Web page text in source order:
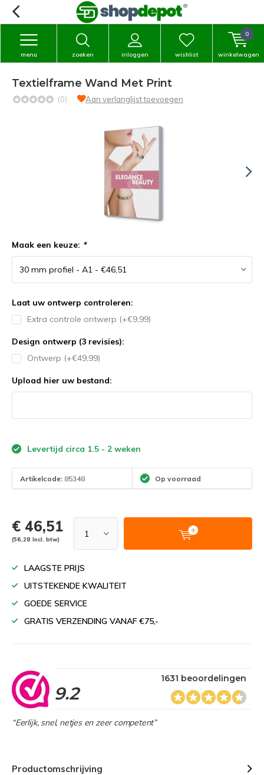
zoeken inloggen
menu wishlist winkelwagen
0
Textielframe Wand Met Print
(0) Aan verlanglijst toevoegen
Maak een keuze: *
Laat uw ontwerp controleren:
Extra controle ontwerp (+€9,99)
Design ontwerp (3 revisies):
Ontwerp (+€49,99)
Upload hier uw bestand:
Levertijd circa 1.5 - 2 weken
Artikelcode: 85348 Op voorraad
€ 46,51
(56,28 Incl. btw)
LAAGSTE PRIJS
UITSTEKENDE KWALITEIT
GOEDE SERVICE
GRATIS VERZENDING VANAF €75,-
9.2
1631 beoordelingen
“Eerlijk, snel, netjes en zeer competent”
Productomschrijving